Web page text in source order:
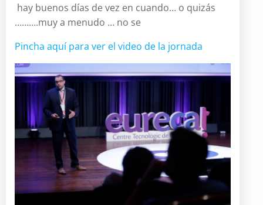
hay buenos días de vez en cuando… o quizás
……….muy a menudo … no se
Pincha aquí para ver el video de la jornada